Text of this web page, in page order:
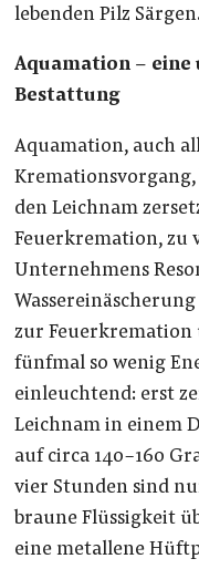
lebenden Pilz
Aquamation –
Bestattung
Aquamation, auch
Kremationsvorgang,
den Leichnam
Feuerkremation, zu
Unternehmens
zur Feuerkremation
fünfmal so wenig
einleuchtend: erst
Leichnam in einem
auf circa 140-160
vier Stunden sind
braune Flüssigkeit
eine metallene